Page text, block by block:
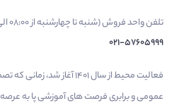
تلفن واحد فروش (شنبه تا چهارشنبه از 08:00 الی 17:00)
021-57605999
فعالیت محیط از سال 1401
عمومی و برابری فرصت های آموزشی پا به